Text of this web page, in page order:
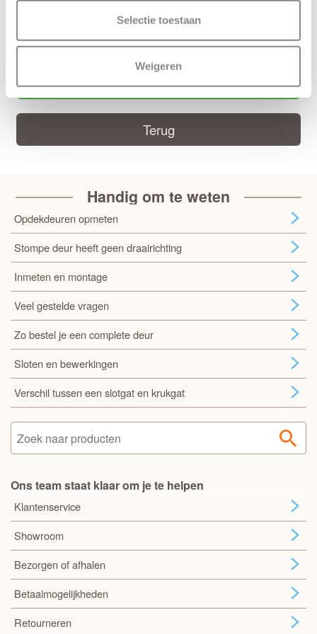
Selectie toestaan
Weigeren
CanDo montage handleiding
Deur samenstellen
Terug
Handig om te weten
Opdekdeuren opmeten
Stompe deur heeft geen draairichting
Inmeten en montage
Veel gestelde vragen
Zo bestel je een complete deur
Sloten en bewerkingen
Verschil tussen een slotgat en krukgat
Ons team staat klaar om je te helpen
Klantenservice
Showroom
Bezorgen of afhalen
Betaalmogelijkheden
Retourneren